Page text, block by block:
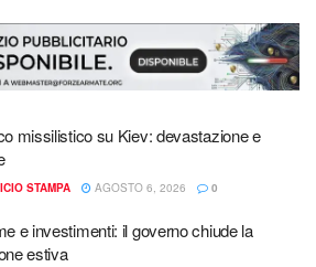
missilistico su Kiev: devastazione e
STAMPA AGOSTO 6, 2026 0
e investimenti: il governo chiude la
estiva